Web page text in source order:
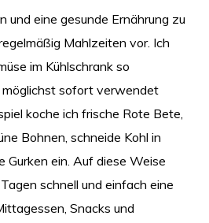
und eine gesunde Ernährung zu
Mahlzeiten vor. Ich
im Kühlschrank so
möglichst sofort verwendet
koche ich frische Rote Bete,
Bohnen, schneide Kohl in
Gurken ein. Auf diese Weise
schnell und einfach eine
Snacks und